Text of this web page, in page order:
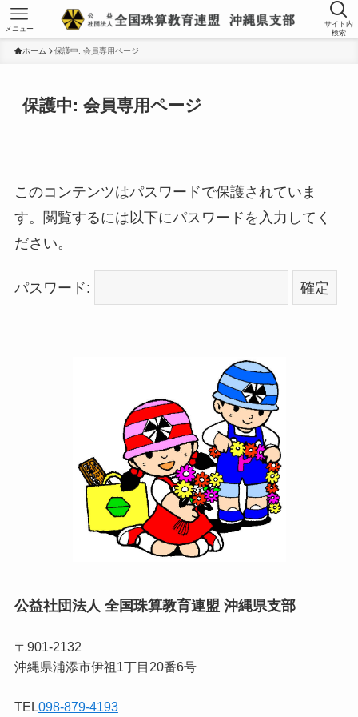
サイト内
検索
メニュー
ホーム 保護中: 会員専用ページ
保護中: 会員専用ページ
このコンテンツはパスワードで保護されていま
す。閲覧するには以下にパスワードを入力してく
ださい。
パスワード:
公益社団法人 全国珠算教育連盟 沖縄県支部
〒901-2132
沖縄県浦添市伊祖1丁目20番6号
TEL098-879-4193